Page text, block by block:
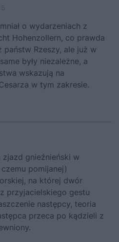
o wydarzeniach z
Hohenzollern, co prawda
państw Rzeszy, ale już w
były niezależne, a
wskazują na
w tym zakresie.
gnieźnieński w
pomijanej)
na której dwór
przyjacielskiego gestu
następcy, teoria
przeca po kądzieli z